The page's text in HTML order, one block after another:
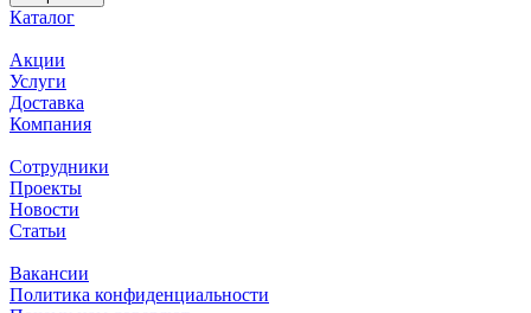
Каталог
Акции
Услуги
Доставка
Компания
Сотрудники
Проекты
Новости
Статьи
Вакансии
Политика конфиденциальности